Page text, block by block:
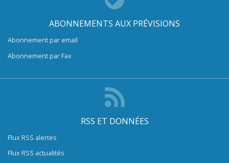
ABONNEMENTS AUX PRÉVISIONS
Abonnement par email
Abonnement par Fax
RSS ET DONNÉES
Flux RSS alertes
Flux RSS actualités